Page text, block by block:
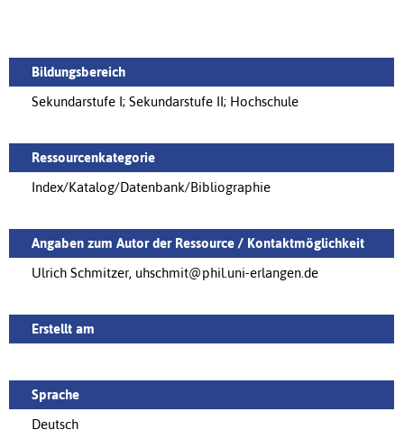
Bildungsbereich
Sekundarstufe I; Sekundarstufe II; Hochschule
Ressourcenkategorie
Index/Katalog/Datenbank/Bibliographie
Angaben zum Autor der Ressource / Kontaktmöglichkeit
Ulrich Schmitzer, uhschmit@phil.uni-erlangen.de
Erstellt am
Sprache
Deutsch